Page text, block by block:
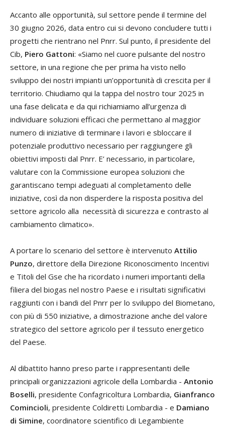
Accanto alle opportunità, sul settore pende il termine del
30 giugno 2026, data entro cui si devono concludere tutti i
progetti che rientrano nel Pnrr. Sul punto, il presidente del
Cib, Piero Gattoni: «Siamo nel cuore pulsante del nostro
settore, in una regione che per prima ha visto nello
sviluppo dei nostri impianti un’opportunità di crescita per il
territorio. Chiudiamo qui la tappa del nostro tour 2025 in
una fase delicata e da qui richiamiamo all’urgenza di
individuare soluzioni efficaci che permettano al maggior
numero di iniziative di terminare i lavori e sbloccare il
potenziale produttivo necessario per raggiungere gli
obiettivi imposti dal Pnrr. E’ necessario, in particolare,
valutare con la Commissione europea soluzioni che
garantiscano tempi adeguati al completamento delle
iniziative, così da non disperdere la risposta positiva del
settore agricolo alla necessità di sicurezza e contrasto al
cambiamento climatico».
A portare lo scenario del settore è intervenuto Attilio
Punzo, direttore della Direzione Riconoscimento Incentivi
e Titoli del Gse che ha ricordato i numeri importanti della
filiera del biogas nel nostro Paese e i risultati significativi
raggiunti con i bandi del Pnrr per lo sviluppo del Biometano,
con più di 550 iniziative, a dimostrazione anche del valore
strategico del settore agricolo per il tessuto energetico
del Paese.
Al dibattito hanno preso parte i rappresentanti delle
principali organizzazioni agricole della Lombardia - Antonio
Boselli, presidente Confagricoltura Lombardia, Gianfranco
Comincioli, presidente Coldiretti Lombardia - e Damiano
di Simine, coordinatore scientifico di Legambiente